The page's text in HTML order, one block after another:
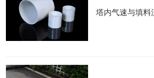
塔内气速与填料